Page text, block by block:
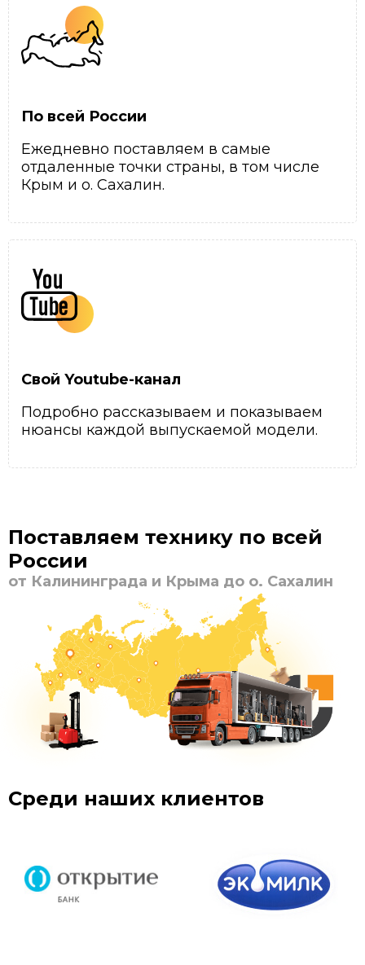
По всей России
Ежедневно поставляем в самые
отдаленные точки страны, в том числе
Крым и о. Сахалин.
Свой Youtube-канал
Подробно рассказываем и показываем
нюансы каждой выпускаемой модели.
Поставляем технику по всей
России
от Калининграда и Крыма до о. Сахалин
Среди наших клиентов